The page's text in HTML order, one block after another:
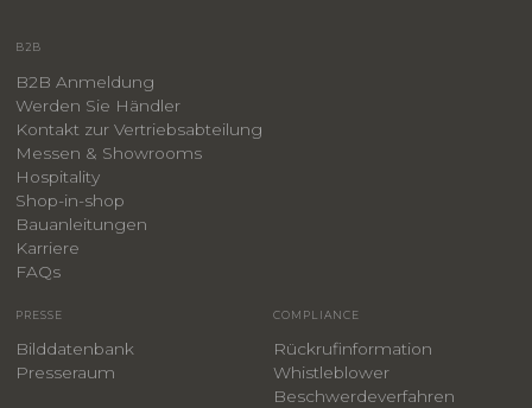
B2B
B2B Anmeldung
Werden Sie Händler
Kontakt zur Vertriebsabteilung
Messen & Showrooms
Hospitality
Shop-in-shop
Bauanleitungen
​Karriere
FAQs
PRESSE
Bilddatenbank
Presseraum
COMPLIANCE
Rückrufinformation
Whistleblower
​Beschwerdeverfahren